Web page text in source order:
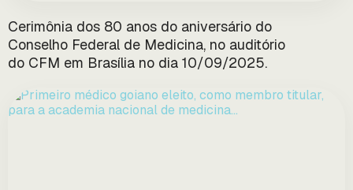
Cerimônia dos 80 anos do aniversário do
Conselho Federal de Medicina, no auditório
do CFM em Brasília no dia 10/09/2025.